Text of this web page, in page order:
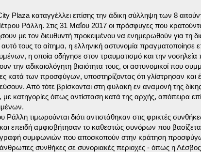
καταγγέλλει επίσης την άδικη σύλληψη των 8
Ράλλη. Στις 31 Μαΐου 2017 οι πρόσφυγες που
με τον διευθυντή προκειμένου να ενημερωθούν για τη
τους το αίτημα, η ελληνική αστυνομία πραγματοποίησε
η οποία οδήγησε στον τραυματισμό και την
την αδικαιολόγητη βιαιότητα τους, οι αστυνομικοί που
κατά των προσφύγων, υποστηρίζοντας ότι γλίστρησαν και
Από τότε βρίσκονται στη φυλακή εν αναμονή της
με κατηγορίες όπως αντίσταση κατά της αρχής, απόπειρα
Ράλλη τιμωρούνται διότι αντιστάθηκαν στις φρικτές
επειδή αμφισβήτησαν το καθεστώς συνόρων που
συμφωνιών που αποσκοπούν στην κράτηση
συνθήκες σε συνοριακές περιοχές - όπως η